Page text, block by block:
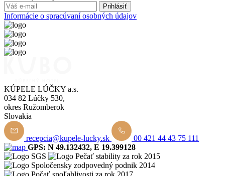
Prihlásiť
Informácie o spracúvaní osobných údajov
KÚPELE LÚČKY a.s.
034 82 Lúčky 530,
okres Ružomberok
Slovakia
recepcia@kupele-lucky.sk
00 421 44 43 75 111
GPS: N 49.132432, E 19.399128